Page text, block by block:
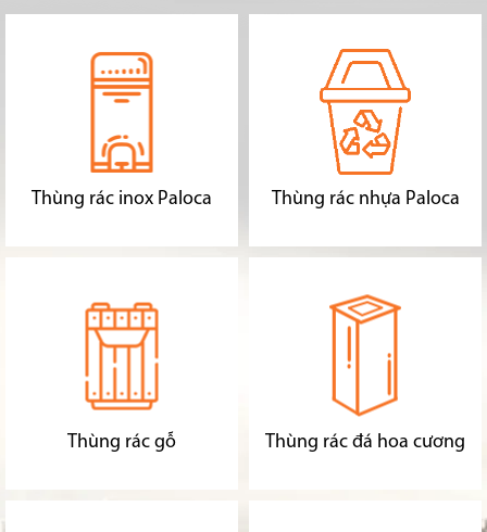
Thùng rác inox Paloca Thùng rác nhựa Paloca
Thùng rác gỗ Thùng rác đá hoa cương